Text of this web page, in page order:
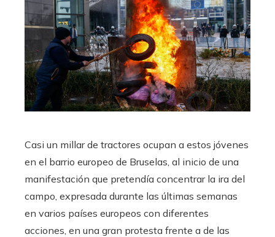
Casi un millar de tractores ocupan a estos jóvenes
en el barrio europeo de Bruselas, al inicio de una
manifestación que pretendía concentrar la ira del
campo, expresada durante las últimas semanas
en varios países europeos con diferentes
acciones, en una gran protesta frente a de las